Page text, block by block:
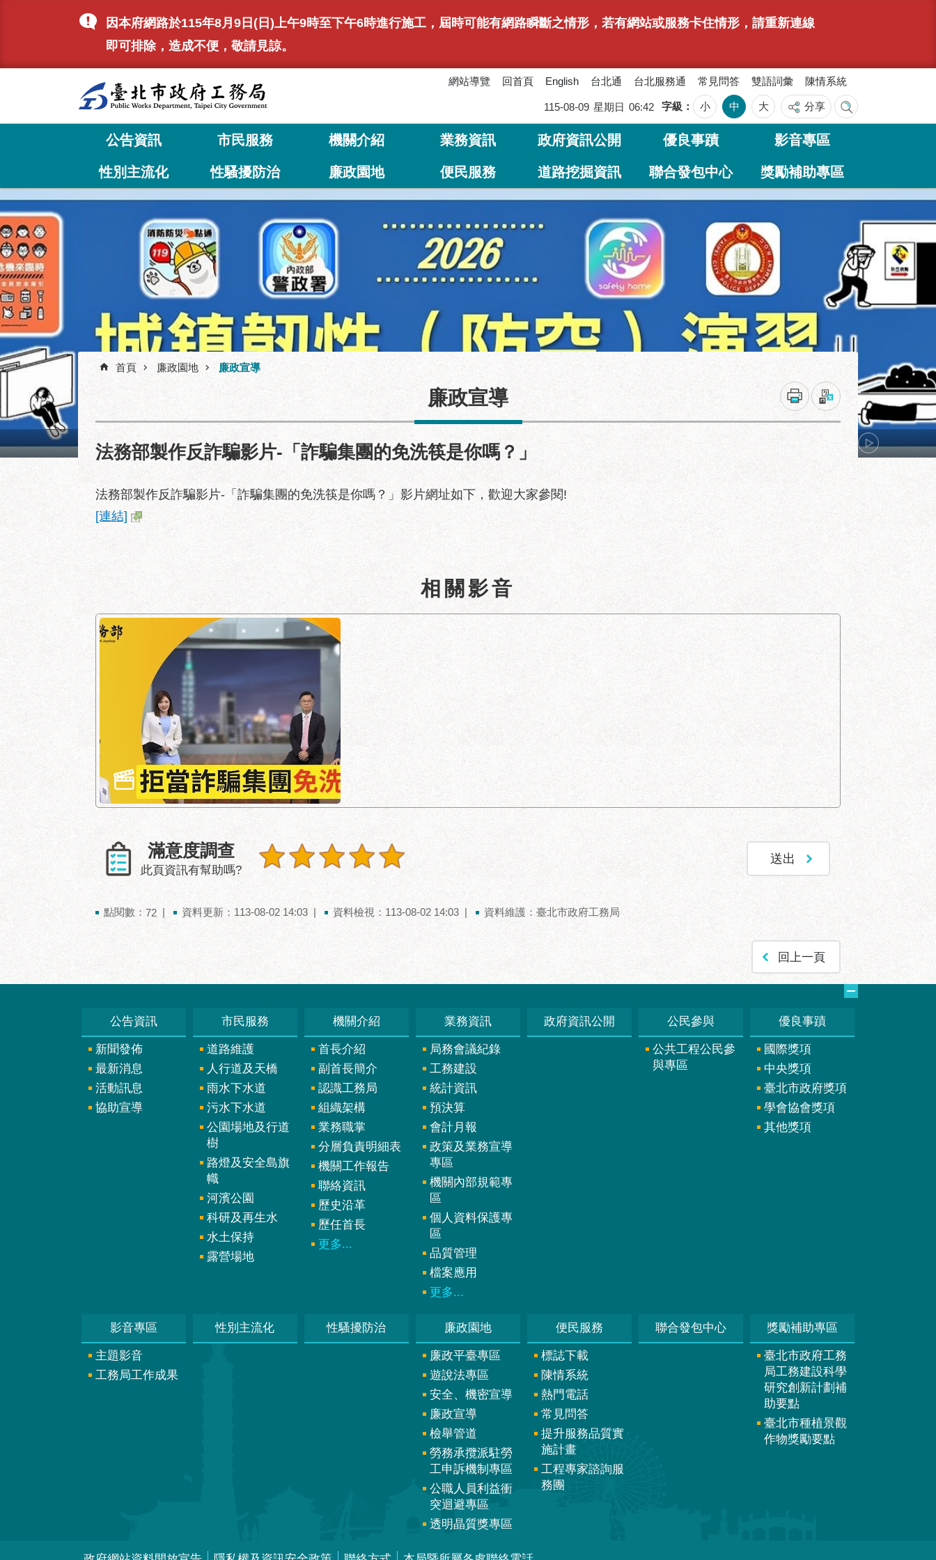
跳到主要內容區塊
因本府網路於115年8月9日(日)上午9時至下午6時進行施工，屆時可能有網路瞬斷之情形，若有網站或服務卡住情形，請重新連線
即可排除，造成不便，敬請見諒。
網站導覽 回首頁 English 台北通 台北服務通 常見問答 雙語詞彙 陳情系統
115-08-09 星期日 06:42 字級 小 中 大 分享
公告資訊 市民服務 機關介紹 業務資訊 政府資訊公開 優良事蹟 影音專區
性別主流化 性騷擾防治 廉政園地 便民服務 道路挖掘資訊 聯合發包中心 獎勵補助專區
陽明教養院永福之家西南向建築透視圖
首頁 廉政園地 廉政宣導
廉政宣導
法務部製作反詐騙影片-「詐騙集團的免洗筷是你嗎？」
法務部製作反詐騙影片-「詐騙集團的免洗筷是你嗎？」影片網址如下，歡迎大家參閱!
[連結]
相關影音
滿意度調查
此頁資訊有幫助嗎?
點閱數： 72 資料更新：113-08-02 14:03 資料檢視：113-08-02 14:03 資料維護：臺北市政府工務局
回上一頁
公告資訊
新聞發佈
最新消息
活動訊息
協助宣導
市民服務
道路維護
人行道及天橋
雨水下水道
污水下水道
公園場地及行道
樹
路燈及安全島旗
幟
河濱公園
科研及再生水
水土保持
露營場地
機關介紹
首長介紹
副首長簡介
認識工務局
組織架構
業務職掌
分層負責明細表
機關工作報告
聯絡資訊
歷史沿革
歷任首長
更多...
業務資訊
局務會議紀錄
工務建設
統計資訊
預決算
會計月報
政策及業務宣導
專區
機關內部規範專
區
個人資料保護專
區
品質管理
檔案應用
更多...
政府資訊公開 公民參與
公共工程公民參
與專區
優良事蹟
國際獎項
中央獎項
臺北市政府獎項
學會協會獎項
其他獎項
影音專區
主題影音
工務局工作成果
性別主流化 性騷擾防治 廉政園地
廉政平臺專區
遊說法專區
安全、機密宣導
廉政宣導
檢舉管道
勞務承攬派駐勞
工申訴機制專區
公職人員利益衝
突迴避專區
透明晶質獎專區
便民服務
標誌下載
陳情系統
熱門電話
常見問答
提升服務品質實
施計畫
工程專家諮詢服
務團
聯合發包中心 獎勵補助專區
臺北市政府工務
局工務建設科學
研究創新計劃補
助要點
臺北市種植景觀
作物獎勵要點